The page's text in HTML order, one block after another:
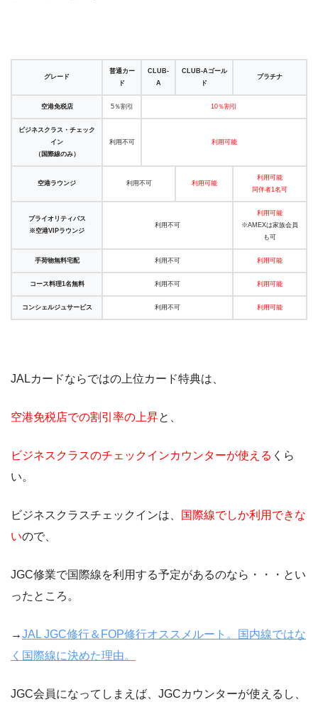
グレード
普通カー
ド
CLUB-
A
CLUB-Aゴール
ド
プラチナ
空港免税店 5％割引 10％割引
ビジネスクラス・チェック
イン
（国際線のみ）
利用不可 利用可能
空港ラウンジ 利用不可 利用可能
利用可能
同伴者1名可
プライオリティパス
※空港VIPラウンジ
利用不可
利用可能
※AMEXは家族会員
も可
手荷物無料宅配 利用不可 利用可能
コース料理1名無料 利用不可 利用可能
コンシェルジュサービス 利用不可 利用可能
JALカードならではの上位カード特典は、
空港免税店での割引率の上昇と、
ビジネスクラスのチェックインカウンターが使える くら
い。
ビジネスクラスチェックインは、
国際線でしか利用できな
いので、
JGC修業で国際線を利用する予定があるのなら・・・とい
ったところ。
→JAL JGC修行＆FOP修行オススメルート。国内線ではな
く国際線に決めた理由。
JGC会員になってしまえば、JGCカウンターが使えるし、